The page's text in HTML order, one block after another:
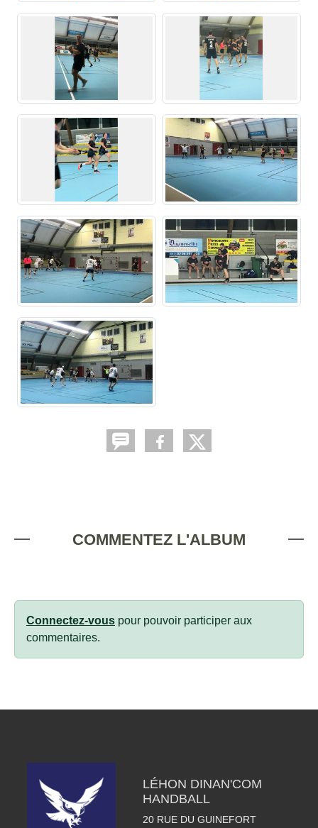
COMMENTEZ L'ALBUM
Connectez-vous pour pouvoir participer aux
commentaires.
LÉHON DINAN'COM
HANDBALL
20 RUE DU GUINEFORT